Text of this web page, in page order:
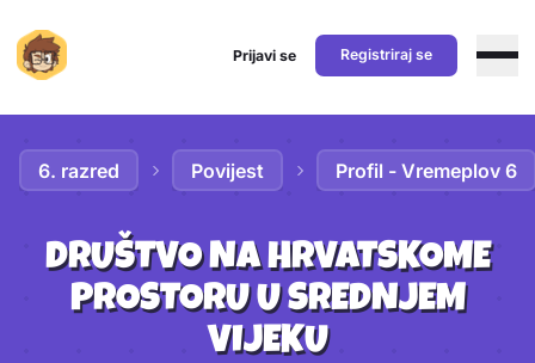
Prijavi se Registriraj se
6. razred Povijest Profil - Vremeplov 6
DRUŠTVO NA HRVATSKOME
PROSTORU U SREDNJEM
VIJEKU